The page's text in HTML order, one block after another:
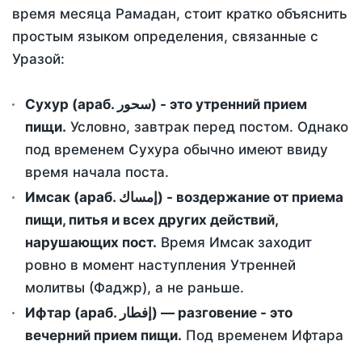
время месяца Рамадан, стоит кратко объяснить
простым языком определения, связанные с
Уразой:
Сухур (араб. سحور) - это утренний прием
пищи. Условно, завтрак перед постом. Однако
под временем Сухура обычно имеют ввиду
время начала поста.
Имсак (араб. إمساك) - воздержание от приема
пищи, питья и всех других действий,
нарушающих пост. Время Имсак заходит
ровно в момент наступления Утренней
молитвы (Фаджр), а не раньше.
Ифтар (араб. إفطار) — разговение - это
вечерний прием пищи. Под временем Ифтара